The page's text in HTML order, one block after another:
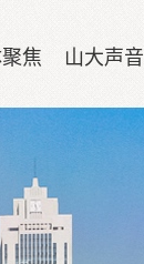
焦 山大声音